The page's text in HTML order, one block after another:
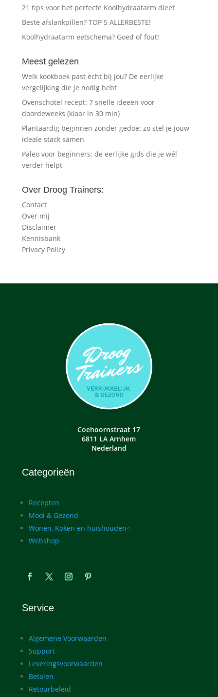
21 tips voor het perfecte Koolhydraatarm dieet
Beste afslankpillen? TOP 5 ALLERBESTE!
Koolhydraatarm eetschema? Goed of fout!
Meest gelezen
Welk kookboek past écht bij jou? De eerlijke
vergelijking die je nodig hebt
Ovenschotel recept: 7 snelle ideeën voor
doordeweeks (klaar in 30 min)
Plantaardig beginnen zonder gedoe: zo stel je jouw
ideale stack samen
Paleo voor beginners: de eerlijke gids die je wél
verder helpt
Over Droog Trainers:
Contact
Over mij
Disclaimer
Kennisbank
Privacy Policy
Coehoornstraat 17
6811 LA Arnhem
Nederland
Categorieën
Recepten
Mooi & Gezond
Wonen, Koken en huishouden<
Webshop
Service
Algemene Voorwaarden
Support
Leveringsvoorwaarden
Betalen
Retourbeleid